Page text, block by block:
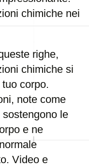
chimiche nei
righe,
chimiche si
corpo.
note come
le
e ne
Video e